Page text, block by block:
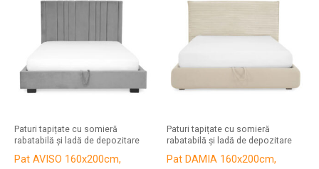
Paturi tapițate cu somieră
rabatabilă și ladă de depozitare
Pat AVISO 160x200cm,
Paturi tapițate cu somieră
rabatabilă și ladă de depozitare
Pat DAMIA 160x200cm,